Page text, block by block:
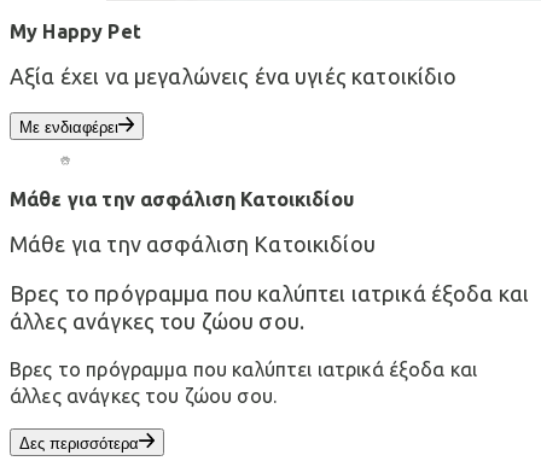
My Happy Pet
Αξία έχει να μεγαλώνεις ένα υγιές κατοικίδιο
Με ενδιαφέρει
Μάθε για την ασφάλιση Κατοικιδίου
Μάθε για την ασφάλιση Κατοικιδίου
Βρες το πρόγραμμα που καλύπτει ιατρικά έξοδα και
άλλες ανάγκες του ζώου σου.
Βρες το πρόγραμμα που καλύπτει ιατρικά έξοδα και
άλλες ανάγκες του ζώου σου.
Δες περισσότερα